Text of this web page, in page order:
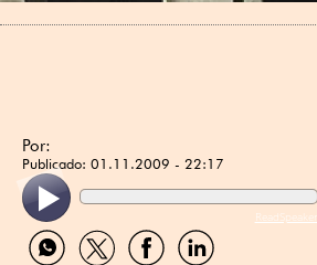
Por:
Publicado: 01.11.2009 - 22:17
ReadSpeaker
Compartir
por
Compartir
por
Compartir
por
Compartir
por